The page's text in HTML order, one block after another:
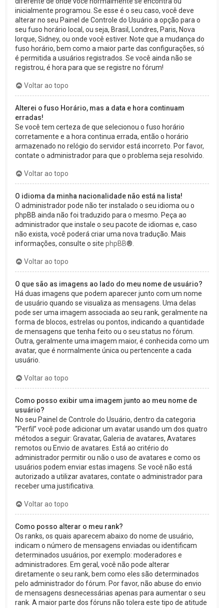
inicialmente programou. Se esse é o seu caso, você deve
alterar no seu Painel de Controle do Usuário a opção para o
seu fuso horário local, ou seja, Brasil, Londres, Paris, Nova
Iorque, Sidney, ou onde você estiver. Note que a mudança do
fuso horário, bem como a maior parte das configurações, só
é permitida a usuários registrados. Se você ainda não se
registrou, é hora para que se registre no fórum!
Voltar ao topo
Alterei o fuso Horário, mas a data e hora continuam
erradas!
Se você tem certeza de que selecionou o fuso horário
corretamente e a hora continua errada, então o horário
armazenado no relógio do servidor está incorreto. Por favor,
contate o administrador para que o problema seja resolvido.
Voltar ao topo
O idioma da minha nacionalidade não está na lista!
O administrador pode não ter instalado o seu idioma ou o
phpBB ainda não foi traduzido para o mesmo. Peça ao
administrador que instale o seu pacote de idiomas e, caso
não exista, você poderá criar uma nova tradução. Mais
informações, consulte o site phpBB®.
Voltar ao topo
O que são as imagens ao lado do meu nome de usuário?
Há duas imagens que podem aparecer junto com um nome
de usuário quando se visualiza as mensagens. Uma delas
pode ser uma imagem associada ao seu rank, geralmente na
forma de blocos, estrelas ou pontos, indicando a quantidade
de mensagens que tenha feito ou o seu status no fórum.
Outra, geralmente uma imagem maior, é conhecida como um
avatar, que é normalmente única ou pertencente a cada
usuário.
Voltar ao topo
Como posso exibir uma imagem junto ao meu nome de
usuário?
No seu Painel de Controle do Usuário, dentro da categoria
“Perfil” você pode adicionar um avatar usando um dos quatro
métodos a seguir: Gravatar, Galeria de avatares, Avatares
remotos ou Envio de avatares. Está ao critério do
administrador permitir ou não o uso de avatares e como os
usuários podem enviar estas imagens. Se você não está
autorizado a utilizar avatares, contate o administrador para
receber uma justificativa.
Voltar ao topo
Como posso alterar o meu rank?
Os ranks, os quais aparecem abaixo do nome de usuário,
indicam o número de mensagens enviadas ou identificam
determinados usuários, por exemplo: moderadores e
administradores. Em geral, você não pode alterar
diretamente o seu rank, bem como eles são determinados
pelo administrador do fórum. Por favor, não abuse do envio
de mensagens desnecessárias apenas para aumentar o seu
rank. A maior parte dos fóruns não tolera este tipo de atitude